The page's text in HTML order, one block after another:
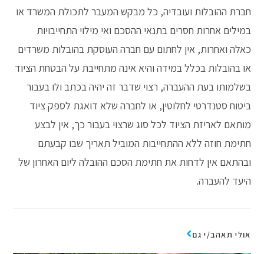
חברת ההובלות ועובדיה, כל מבקש המעבר לתכולת המשרד או
במילים אחרות חסרים בתנאי ההסכם ואי מילוי התחייבויות
כאלה ואחרות, אין לחתום עם חברה העוסקת בהובלות משרדים
או בהובלות בכלל במידה והיא אינה מתחייבת על הבטחת הציוד
בשלמותו בעת ההעברה, רצוי שדבר זה יהיה בכתב ולו בעבור
ביטוח סטנדרטי לחלוטין, או לחברה שלא דואגת לספק ציוד
מותאם לאריזת הציוד לכל סוג שרצוי בעבור כך, אין לבצע
חתימת חוזה ללא ההתחייבות המוביל תאריך שבו קבעתם
ובהתאם אין לדחות את חתימת הסכם ההובלה ליום האחרון של
היעד להעברה.
אולי תאהב/י גם